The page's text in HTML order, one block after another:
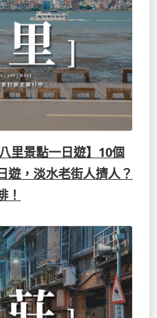
里景點一日遊】10個
遊，淡水老街人擠人？
！